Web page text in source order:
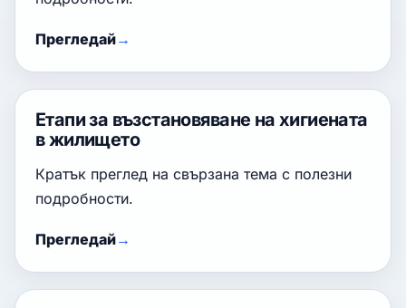
Прегледай
Етапи за възстановяване на хигиената
в жилището
Кратък преглед на свързана тема с полезни
подробности.
Прегледай